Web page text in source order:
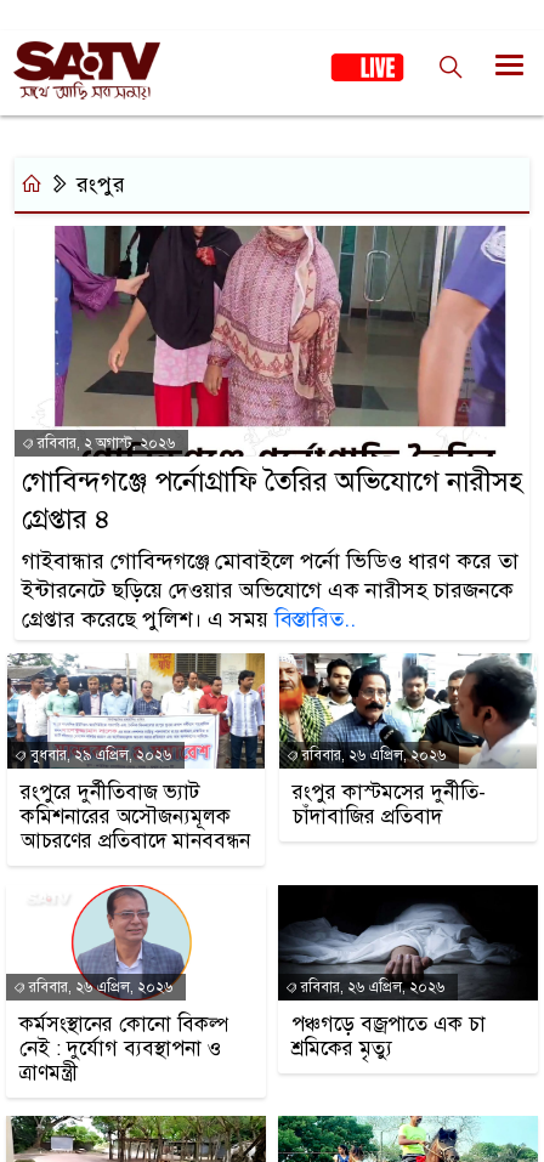
রংপুর
রবিবার, ২ অগাস্ট, ২০২৬
গোবিন্দগঞ্জে পর্নোগ্রাফি তৈরির অভিযোগে নারীসহ
গ্রেপ্তার ৪
গাইবান্ধার গোবিন্দগঞ্জে মোবাইলে পর্নো ভিডিও ধারণ করে তা
ইন্টারনেটে ছড়িয়ে দেওয়ার অভিযোগে এক নারীসহ চারজনকে
গ্রেপ্তার করেছে পুলিশ। এ সময়বিস্তারিত..
বুধবার, ২৯ এপ্রিল, ২০২৬
রংপুরে দুর্নীতিবাজ ভ্যাট
কমিশনারের অসৌজন্যমূলক
আচরণের প্রতিবাদে মানববন্ধন
রবিবার, ২৬ এপ্রিল, ২০২৬
রংপুর কাস্টমসের দুর্নীতি-
চাঁদাবাজির প্রতিবাদ
রবিবার, ২৬ এপ্রিল, ২০২৬
কর্মসংস্থানের কোনো বিকল্প
নেই : দুর্যোগ ব্যবস্থাপনা ও
ত্রাণমন্ত্রী
রবিবার, ২৬ এপ্রিল, ২০২৬
পঞ্চগড়ে বজ্রপাতে এক চা
শ্রমিকের মৃত্যু